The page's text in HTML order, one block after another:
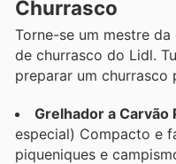
Churrasco
Torne-se um mestre
de churrasco do Lidl.
preparar um
Grelhador a Carvão
especial) Compacto e
piqueniques e